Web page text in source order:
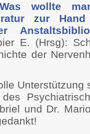
Was wollte
zur
E. (Hrsg):
der
Unterstützung
und Dr.